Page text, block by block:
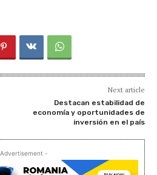
Next article
Destacan estabilidad de
economía y oportunidades de
inversión en el país
-